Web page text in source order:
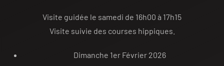
Visite guidée le samedi de 16h00 à 17h15
Visite suivie des courses hippiques.
Dimanche 1er Février 2026